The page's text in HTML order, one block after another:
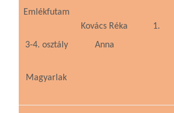
Emlékfutam
3-4. osztály
Magyarlak
Kovács Réka
Anna
1.